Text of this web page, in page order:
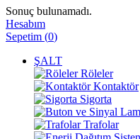
Sonuç bulunamadı.
Hesabım
Sepetim (0)
ŞALT
Röleler
Kontaktör
Sigorta
Trafolar